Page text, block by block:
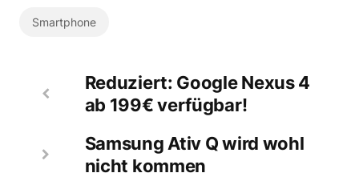
Smartphone
Reduziert: Google Nexus 4
ab 199€ verfügbar!
Samsung Ativ Q wird wohl
nicht kommen